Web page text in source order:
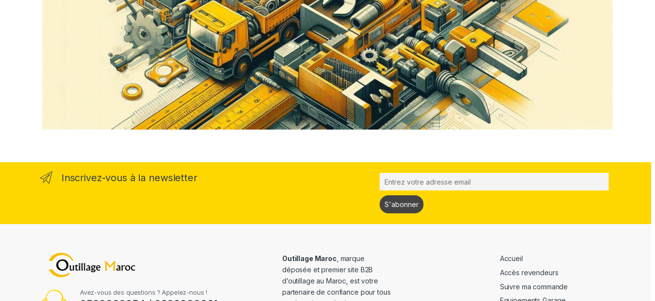
Inscrivez-vous à la newsletter
Avez-vous des questions ? Appelez-nous !
Outillage Maroc, marque
déposée et premier site B2B
d’outillage au Maroc, est votre
partenaire de confiance pour tous
Accueil
Accès revendeurs
Suivre ma commande